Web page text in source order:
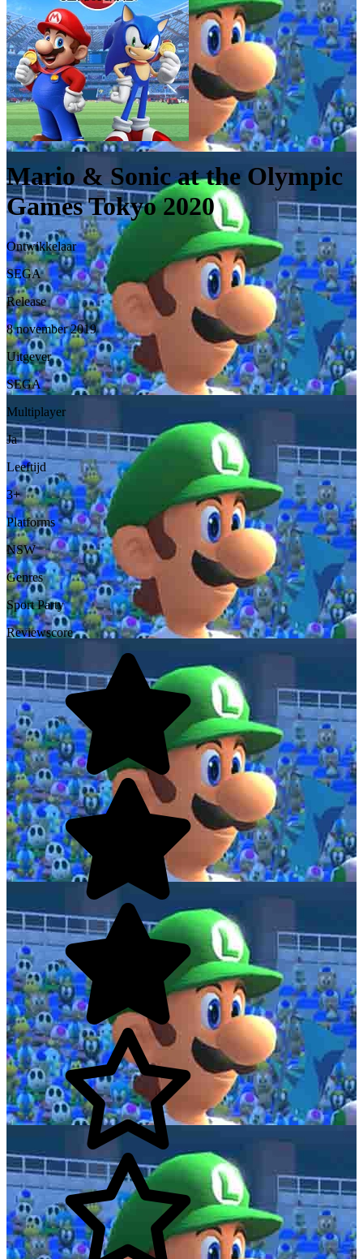
Mario & Sonic at the Olympic
Games Tokyo 2020
Ontwikkelaar
SEGA
Release
8 november 2019
Uitgever
SEGA
Multiplayer
Ja
Leeftijd
3+
Platforms
NSW
Genres
Sport Party
Reviewscore